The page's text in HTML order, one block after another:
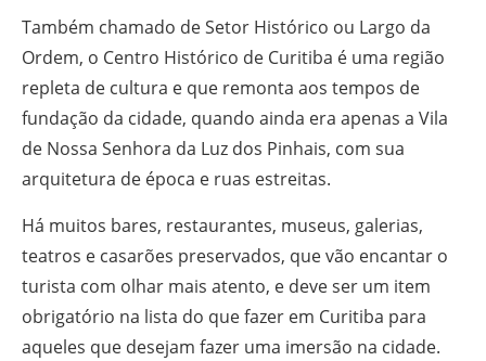
Também chamado de Setor Histórico ou Largo da
Ordem, o Centro Histórico de Curitiba é uma região
repleta de cultura e que remonta aos tempos de
fundação da cidade, quando ainda era apenas a Vila
de Nossa Senhora da Luz dos Pinhais, com sua
arquitetura de época e ruas estreitas.
Há muitos bares, restaurantes, museus, galerias,
teatros e casarões preservados, que vão encantar o
turista com olhar mais atento, e deve ser um item
obrigatório na lista do que fazer em Curitiba para
aqueles que desejam fazer uma imersão na cidade.